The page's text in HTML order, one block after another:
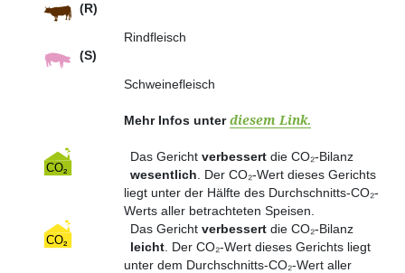
(R)
Rindfleisch
(S)
Schweinefleisch
Mehr Infos unterdiesem Link.
Das Gericht verbessert die CO₂-Bilanz
wesentlich . Der CO₂-Wert dieses Gerichts
liegt unter der Hälfte des Durchschnitts-CO₂-
Werts aller betrachteten Speisen.
Das Gericht verbessert die CO₂-Bilanz
leicht . Der CO₂-Wert dieses Gerichts liegt
unter dem Durchschnitts-CO₂-Wert aller